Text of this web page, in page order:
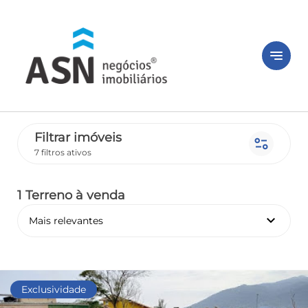
notes
Filtrar imóveis
7 filtros ativos page_info
1 Terreno à venda
Mais relevantes keyboard_arrow_down
Exclusividade